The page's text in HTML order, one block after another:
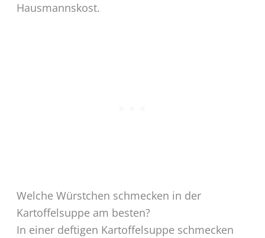
Hausmannskost.
Welche Würstchen schmecken in der
Kartoffelsuppe am besten?
In einer deftigen Kartoffelsuppe schmecken